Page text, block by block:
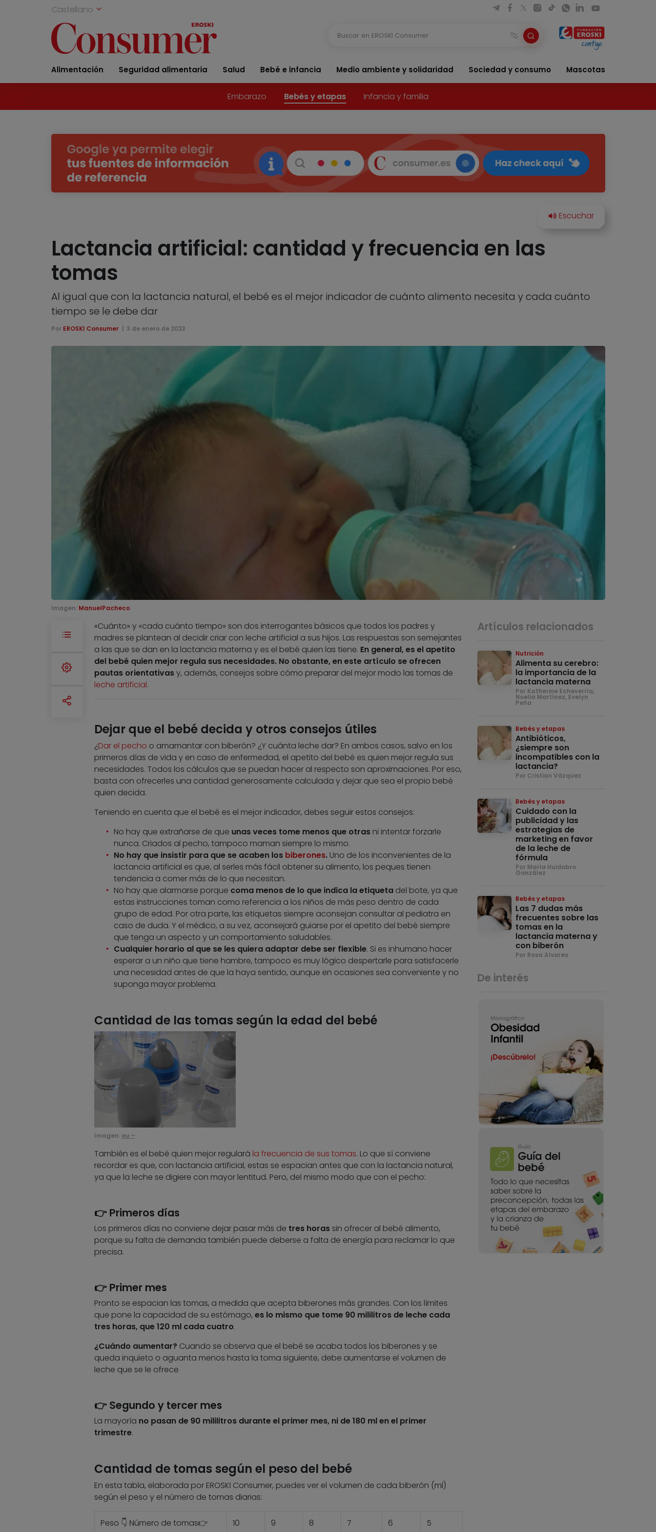
Castellano
Alimentación Seguridad alimentaria Salud Bebé e infancia Medio ambiente y solidaridad Sociedad y consumo Mascotas
Embarazo Bebés y etapas Infancia y familia
Lactancia artificial: cantidad y frecuencia en las
tomas
Al igual que con la lactancia natural, el bebé es el mejor indicador de cuánto alimento necesita y cada cuánto
tiempo se le debe dar
Por EROSKI Consumer 3 de enero de 2023
Imagen: ManuelPacheco
«Cuánto» y «cada cuánto tiempo» son dos interrogantes básicos que todos los padres y
madres se plantean al decidir criar con leche artificial a sus hijos. Las respuestas son semejantes
a las que se dan en la lactancia materna y es el bebé quien las tiene. En general, es el apetito
del bebé quien mejor regula sus necesidades. No obstante, en este artículo se ofrecen
pautas orientativasy, además, consejos sobre cómo preparar del mejor modo las tomas de
leche artificial.
Dejar que el bebé decida y otros consejos útiles
¿Dar el pecho o amamantar con biberón? ¿Y cuánta leche dar? En ambos casos, salvo en los
primeros días de vida y en caso de enfermedad, el apetito del bebé es quien mejor regula sus
necesidades. Todos los cálculos que se puedan hacer al respecto son aproximaciones. Por eso,
basta con ofrecerles una cantidad generosamente calculada y dejar que sea el propio bebé
quien decida.
Teniendo en cuenta que el bebé es el mejor indicador, debes seguir estos consejos:
No hay que extrañarse de que unas veces tome menos que otrasni intentar forzarle
nunca. Criados al pecho, tampoco maman siempre lo mismo.
No hay que insistir para que se acaben los biberones.Uno de los inconvenientes de la
lactancia artificial es que, al serles más fácil obtener su alimento, los peques tienen
tendencia a comer más de lo que necesitan.
No hay que alarmarse porque coma menos de lo que indica la etiqueta del bote, ya que
estas instrucciones toman como referencia a los niños de más peso dentro de cada
grupo de edad. Por otra parte, las etiquetas siempre aconsejan consultar al pediatra en
caso de duda. Y el médico, a su vez, aconsejará guiarse por el apetito del bebé siempre
que tenga un aspecto y un comportamiento saludables.
Cualquier horario al que se les quiera adaptar debe ser flexible. Si es inhumano hacer
esperar a un niño que tiene hambre, tampoco es muy lógico despertarle para satisfacerle
una necesidad antes de que la haya sentido, aunque en ocasiones sea conveniente y no
suponga mayor problema.
Cantidad de las tomas según la edad del bebé
Imagen: eu –
También es el bebé quien mejor regulará la frecuencia de sus tomas. Lo que sí conviene
recordar es que, con lactancia artificial, estas se espacian antes que con la lactancia natural,
ya que la leche se digiere con mayor lentitud. Pero, del mismo modo que con el pecho:
👉 Primeros días
Los primeros días no conviene dejar pasar más de tres horassin ofrecer al bebé alimento,
porque su falta de demanda también puede deberse a falta de energía para reclamar lo que
precisa.
👉 Primer mes
Pronto se espacian las tomas, a medida que acepta biberones más grandes. Con los límites
que pone la capacidad de su estómago, es lo mismo que tome 90 mililitros de leche cada
tres horas, que 120 ml cada cuatro.
¿Cuándo aumentar? Cuando se observa que el bebé se acaba todos los biberones y se
queda inquieto o aguanta menos hasta la toma siguiente, debe aumentarse el volumen de
leche que se le ofrece
👉 Segundo y tercer mes
La mayoría no pasan de 90 mililitros durante el primer mes, ni de 180 ml en el primer
trimestre.
Cantidad de tomas según el peso del bebé
En esta tabla, elaborada por EROSKI Consumer, puedes ver el volumen de cada biberón (ml)
según el peso y el número de tomas diarias:
Peso 👇 Número de tomas👉 10 9 8 7 6 5
Artículos relacionados
Nutrición
Alimenta su cerebro:
la importancia de la
lactancia materna
Por Katherine Echeverría,
Noelia Martínez, Evelyn
Peña
Bebés y etapas
Antibióticos,
¿siempre son
incompatibles con la
lactancia?
Por Cristian Vázquez
Bebés y etapas
Cuidado con la
publicidad y las
estrategias de
marketing en favor
de la leche de
fórmula
Por María Huidobro
González
Bebés y etapas
Las 7 dudas más
frecuentes sobre las
tomas en la
lactancia materna y
con biberón
Por Rosa Alvares
De interés